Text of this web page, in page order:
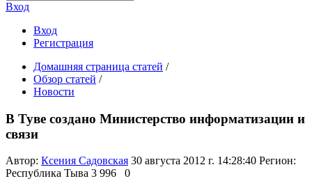
Вход
Вход
Регистрация
Домашняя страница статей /
Обзор статей /
Новости
В Туве создано Министерство информатизации и
связи
Автор: Ксения Садовская 30 августа 2012 г. 14:28:40 Регион:
Республика Тыва 3 996 0